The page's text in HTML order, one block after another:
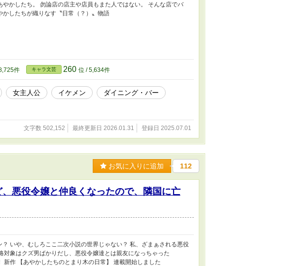
かしたち。 勿論店の店主や店員もまた人ではない。 そんな店でバ
したちが織りなす〝日常（？）〟物語
件 キャラ文芸 260 位 / 5,634件
女主人公 イケメン
ダイニング・バー
文字数 502,152 最終更新日 2026.01.31 登録日 2025.07.01
お気に入りに追加 112
悪役令嬢と仲良くなったので、隣国に亡
いや、むしろここ二次小説の世界じゃない？ 私、ざまぁされる悪役
象はクズ男ばかりだし、悪役令嬢達とは親友になっちゃった
作 【あやかしたちのとまり木の日常】 連載開始しました